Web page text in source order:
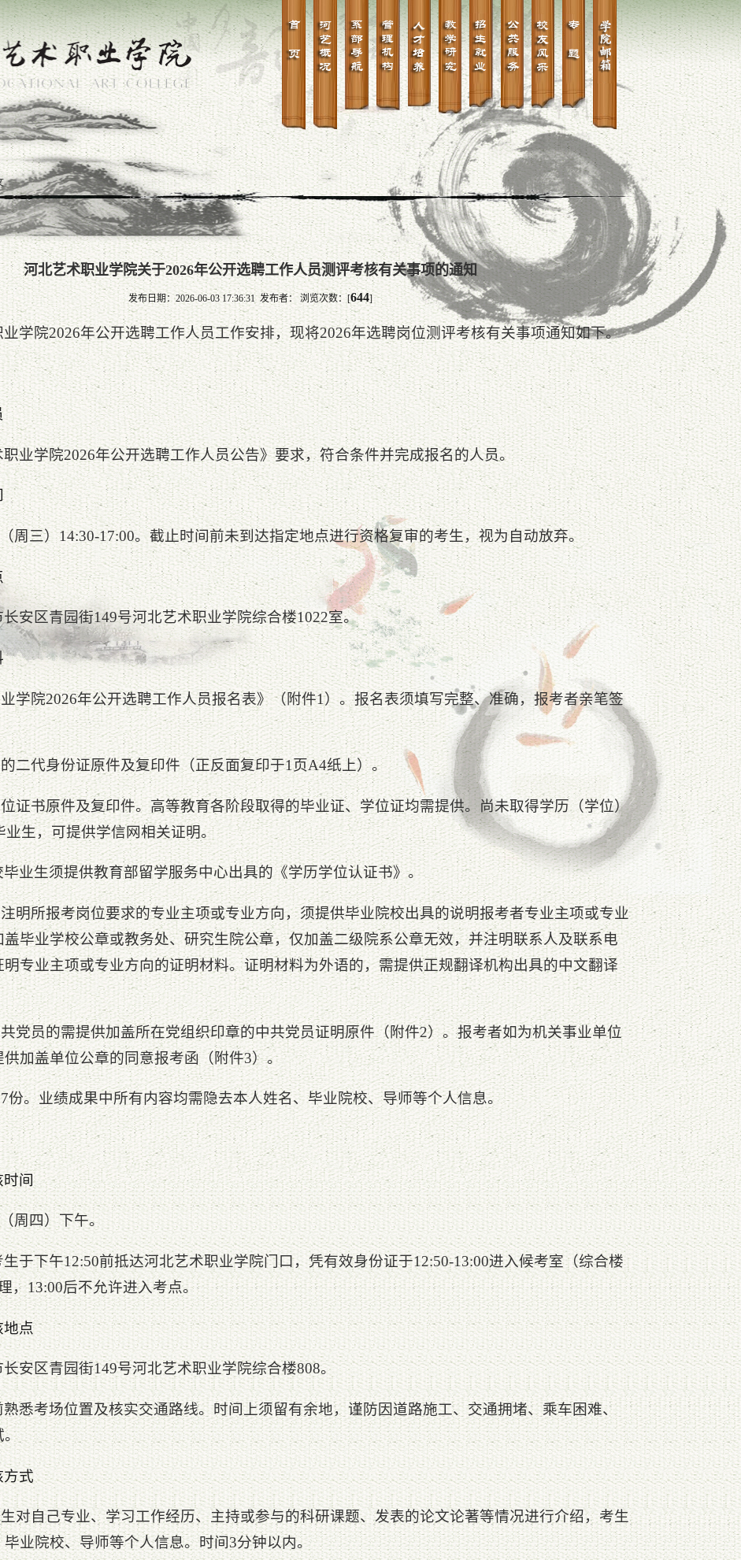
河北艺术职业学院关于2026年公开选聘工作人员测评考核有关事项的通知
发布日期：2026-06-03 17:36:31 发布者： 浏览次数：[644]
学院2026年公开选聘工作人员工作安排，现将2026年选聘岗位测评考核有关事项通知如下。
业学院2026年公开选聘工作人员公告》要求，符合条件并完成报名的人员。
周三）14:30-17:00。截止时间前未到达指定地点进行资格复审的考生，视为自动放弃。
安区青园街149号河北艺术职业学院综合楼1022室。
学院2026年公开选聘工作人员报名表》（附件1）。报名表须填写完整、准确，报考者亲笔签
二代身份证原件及复印件（正反面复印于1页A4纸上）。
证书原件及复印件。高等教育各阶段取得的毕业证、学位证均需提供。尚未取得学历（学位）
业生，可提供学信网相关证明。
毕业生须提供教育部留学服务中心出具的《学历学位认证书》。
明所报考岗位要求的专业主项或专业方向，须提供毕业院校出具的说明报考者专业主项或专业
毕业学校公章或教务处、研究生院公章，仅加盖二级院系公章无效，并注明联系人及联系电
专业主项或专业方向的证明材料。证明材料为外语的，需提供正规翻译机构出具的中文翻译
党员的需提供加盖所在党组织印章的中共党员证明原件（附件2）。报考者如为机关事业单位
加盖单位公章的同意报考函（附件3）。
份。业绩成果中所有内容均需隐去本人姓名、毕业院校、导师等个人信息。
时间
周四）下午。
于下午12:50前抵达河北艺术职业学院门口，凭有效身份证于12:50-13:00进入候考室（综合楼
，13:00后不允许进入考点。
地点
安区青园街149号河北艺术职业学院综合楼808。
悉考场位置及核实交通路线。时间上须留有余地，谨防因道路施工、交通拥堵、乘车困难、
。
方式
对自己专业、学习工作经历、主持或参与的科研课题、发表的论文论著等情况进行介绍，考生
业院校、导师等个人信息。时间3分钟以内。